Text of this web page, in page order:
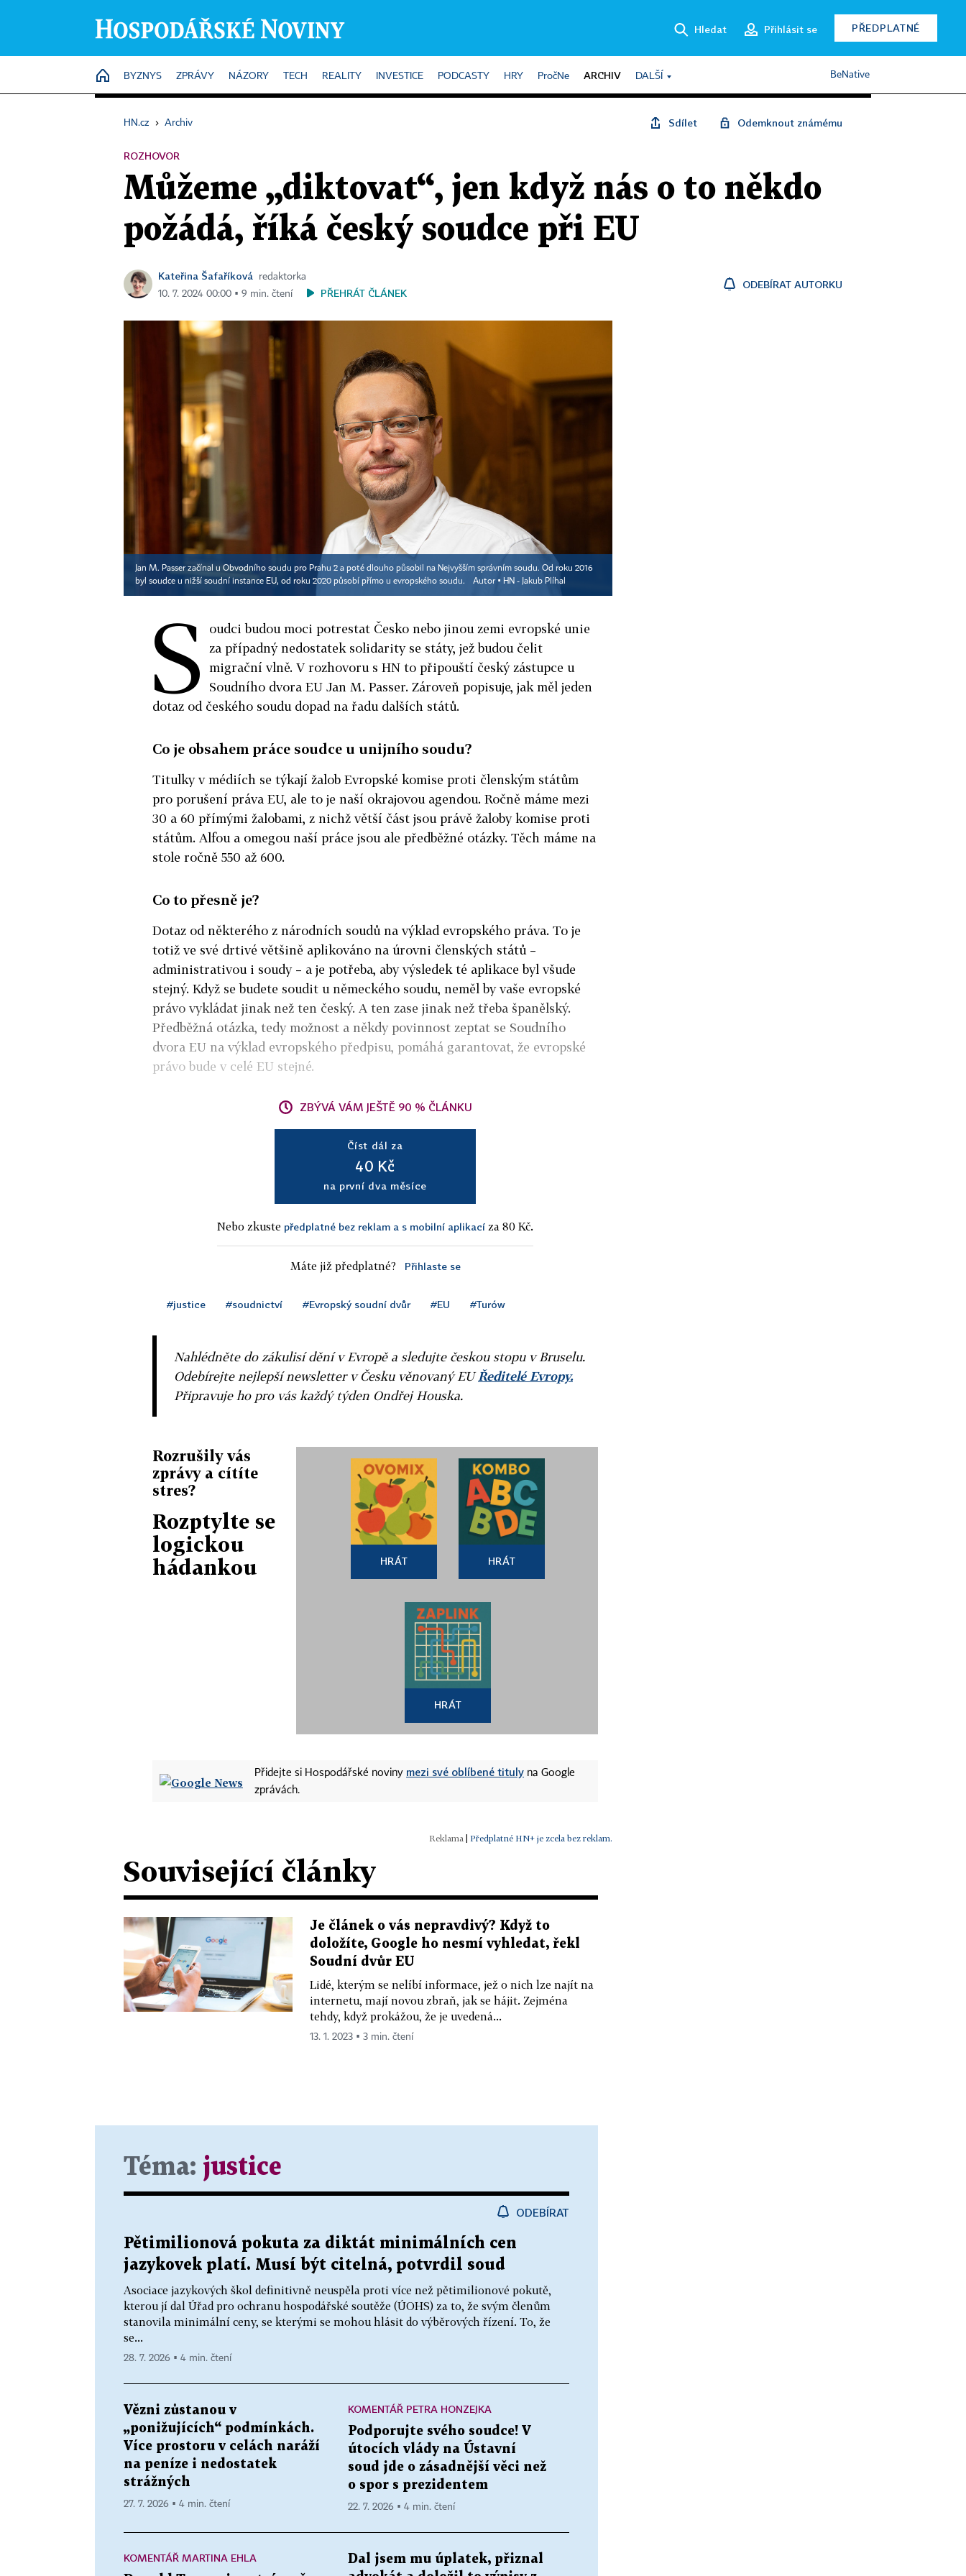
Hledat Přihlásit se PŘEDPLATNÉ
HOME
BYZNYS ZPRÁVY NÁZORY TECH REALITY INVESTICE PODCASTY HRY PročNe ARCHIV DALŠÍ BeNative
HN.cz › Archiv Sdílet Odemknout známému
ROZHOVOR
Můžeme „diktovat“, jen když nás o to někdo
požádá, říká český soudce při EU
Kateřina Šafaříková
redaktorka
10. 7. 2024 00:00 ▪ 9 min. čtení
PŘEHRÁT ČLÁNEK
ODEBÍRAT AUTORKU
Jan M. Passer začínal u Obvodního soudu pro Prahu 2 a poté dlouho působil na Nejvyšším správním soudu. Od roku 2016
byl soudce u nižší soudní instance EU, od roku 2020 působí přímo u evropského soudu.
Autor ▪ HN - Jakub Plíhal
S
oudci budou moci potrestat Česko nebo jinou zemi evropské unie
za případný nedostatek solidarity se státy, jež budou čelit
migrační vlně. V rozhovoru s HN to připouští český zástupce u
Soudního dvora EU Jan M. Passer. Zároveň popisuje, jak měl jeden
dotaz od českého soudu dopad na řadu dalších států.
Co je obsahem práce soudce u unijního soudu?
Titulky v médiích se týkají žalob Evropské komise proti členským státům
pro porušení práva EU, ale to je naší okrajovou agendou. Ročně máme mezi
30 a 60 přímými žalobami, z nichž větší část jsou právě žaloby komise proti
státům. Alfou a omegou naší práce jsou ale předběžné otázky. Těch máme na
stole ročně 550 až 600.
Co to přesně je?
Dotaz od některého z národních soudů na výklad evropského práva. To je
totiž ve své drtivé většině aplikováno na úrovni členských států –
administrativou i soudy – a je potřeba, aby výsledek té aplikace byl všude
stejný. Když se budete soudit u německého soudu, neměl by vaše evropské
právo vykládat jinak než ten český. A ten zase jinak než třeba španělský.
Předběžná otázka, tedy možnost a někdy povinnost zeptat se Soudního
dvora EU na výklad evropského předpisu, pomáhá garantovat, že evropské
právo bude v celé EU stejné.
ZBÝVÁ VÁM JEŠTĚ 90 % ČLÁNKU
Číst dál za
40 Kč
na první dva měsíce
Nebo zkuste předplatné bez reklam a s mobilní aplikací za 80 Kč.
Máte již předplatné? Přihlaste se
#justice #soudnictví #Evropský soudní dvůr #EU #Turów
Nahlédněte do zákulisí dění v Evropě a sledujte českou stopu v Bruselu.
Odebírejte nejlepší newsletter v Česku věnovaný EUŘeditelé Evropy.
Připravuje ho pro vás každý týden Ondřej Houska.
Rozrušily vás
zprávy a cítíte
stres?
Rozptylte se
logickou
hádankou
HRÁT HRÁT
HRÁT
Přidejte si Hospodářské noviny mezi své oblíbené tituly na Google
zprávách.
| Předplatné HN+ je zcela bez reklam.
Související články
Je článek o vás nepravdivý? Když to
doložíte, Google ho nesmí vyhledat, řekl
Soudní dvůr EU
Lidé, kterým se nelíbí informace, jež o nich lze najít na
internetu, mají novou zbraň, jak se hájit. Zejména
tehdy, když prokážou, že je uvedená...
13. 1. 2023 ▪ 3 min. čtení
Téma: justice
ODEBÍRAT
Pětimilionová pokuta za diktát minimálních cen
jazykovek platí. Musí být citelná, potvrdil soud
Asociace jazykových škol definitivně neuspěla proti více než pětimilionové pokutě,
kterou jí dal Úřad pro ochranu hospodářské soutěže (ÚOHS) za to, že svým členům
stanovila minimální ceny, se kterými se mohou hlásit do výběrových řízení. To, že
se...
28. 7. 2026 ▪ 4 min. čtení
Vězni zůstanou v
„ponižujících“ podmínkách.
Více prostoru v celách naráží
na peníze i nedostatek
strážných
27. 7. 2026 ▪ 4 min. čtení
KOMENTÁŘ PETRA HONZEJKA
Podporujte svého soudce! V
útocích vlády na Ústavní
soud jde o zásadnější věci než
o spor s prezidentem
22. 7. 2026 ▪ 4 min. čtení
KOMENTÁŘ MARTINA EHLA
Dal jsem mu úplatek, přiznal